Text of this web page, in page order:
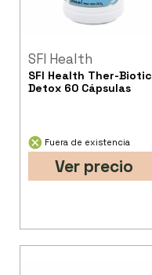
SFI Health
SFI Health Ther-Biotic
Detox 60 Cápsulas
Fuera de existencia
Ver precio